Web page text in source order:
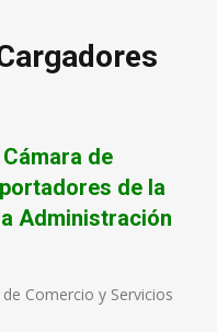
de
de la
Administración
Comercio y Servicios